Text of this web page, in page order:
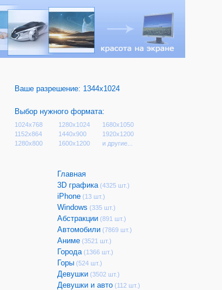
Ваше разрешение: 1344x1024
Выбор нужного формата:
1024x768 1280x1024
1680x1050
1152x864
1440x900
1920x1200
1280x800
1600x1200 и другие...
Главная
3D графика (4325 шт.)
iPhone (13 шт.)
Windows (335 шт.)
Абстракции (891 шт.)
Автомобили (7869 шт.)
Аниме (3521 шт.)
Города (1366 шт.)
Горы (524 шт.)
Девушки (3502 шт.)
Девушки и авто (112 шт.)